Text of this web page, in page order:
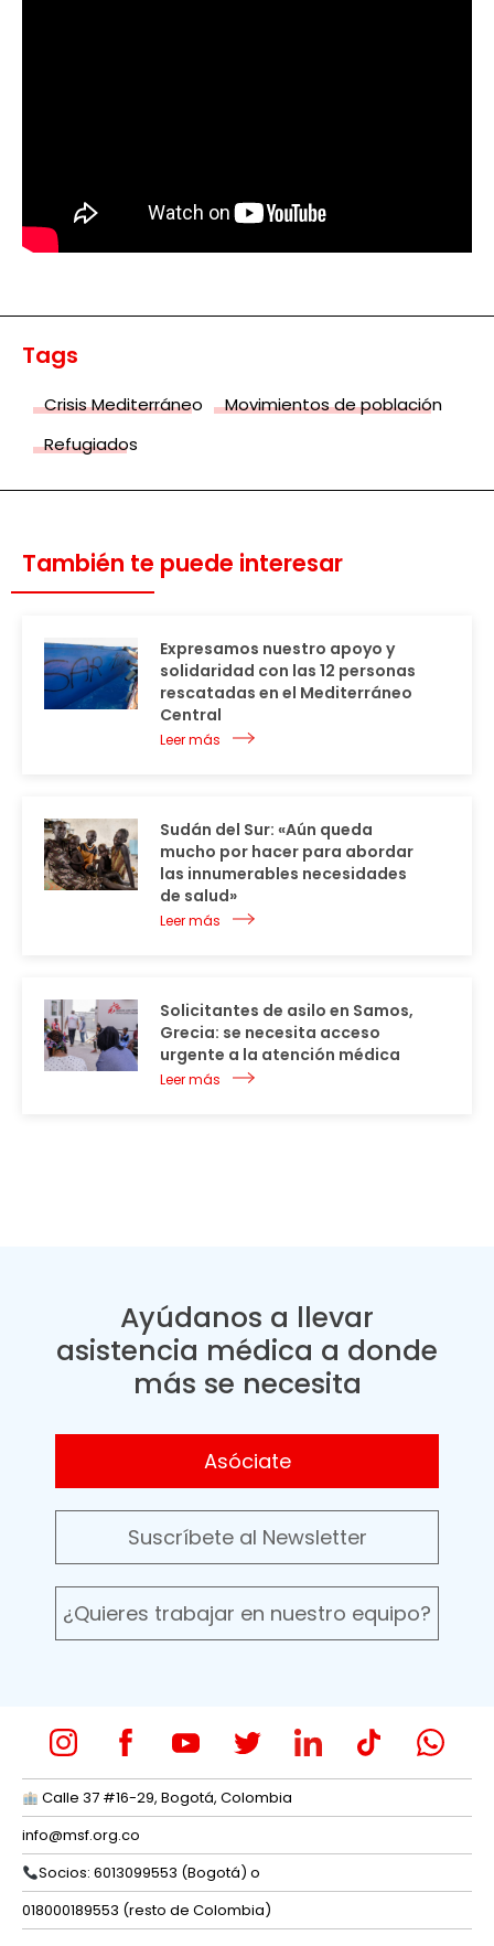
Tags
Crisis Mediterráneo
Movimientos de población
Refugiados
También te puede interesar
Expresamos nuestro apoyo y
solidaridad con las 12 personas
rescatadas en el Mediterráneo
Central
Leer más
Sudán del Sur: «Aún queda
mucho por hacer para abordar
las innumerables necesidades
de salud»
Leer más
Solicitantes de asilo en Samos,
Grecia: se necesita acceso
urgente a la atención médica
Leer más
Ayúdanos a llevar
asistencia médica a donde
más se necesita
Asóciate
Suscríbete al Newsletter
¿Quieres trabajar en nuestro equipo?
Calle 37 #16-29, Bogotá, Colombia
info@msf.org.co
Socios: 6013099553 (Bogotá) o
018000189553 (resto de Colombia)